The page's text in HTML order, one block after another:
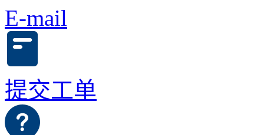
E-mail
提交工单